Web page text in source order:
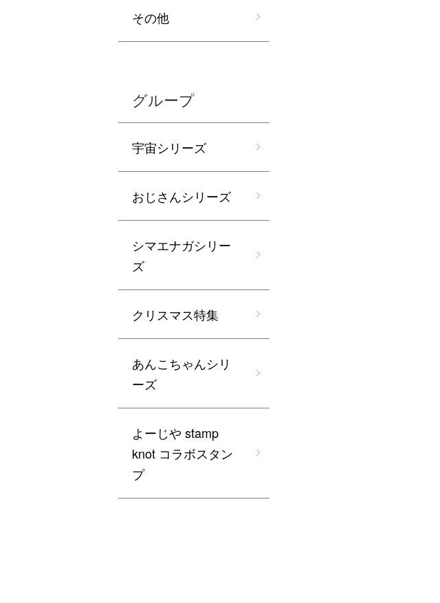
その他
グループ
宇宙シリーズ
おじさんシリーズ
シマエナガシリー
ズ
クリスマス特集
あんこちゃんシリ
ーズ
よーじや stamp
knot コラボスタン
プ